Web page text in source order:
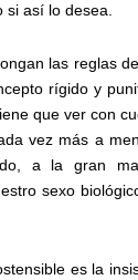
así lo desea.
las reglas
rígido y
que ver con
vez más a
a la gran
sexo
es la